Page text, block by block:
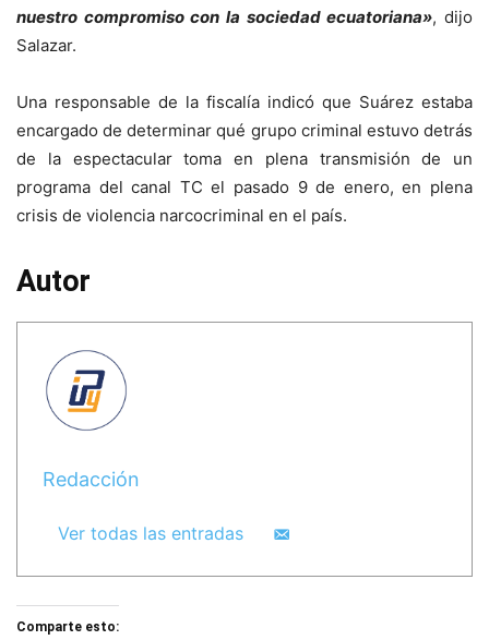
nuestro compromiso con la sociedad ecuatoriana», dijo
Salazar.
Una responsable de la fiscalía indicó que Suárez estaba
encargado de determinar qué grupo criminal estuvo detrás
de la espectacular toma en plena transmisión de un
programa del canal TC el pasado 9 de enero, en plena
crisis de violencia narcocriminal en el país.
Autor
Redacción
Ver todas las entradas
Comparte esto: